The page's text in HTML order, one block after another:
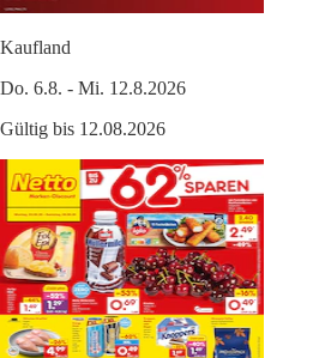
Kaufland
Do. 6.8. - Mi. 12.8.2026
Gültig bis 12.08.2026